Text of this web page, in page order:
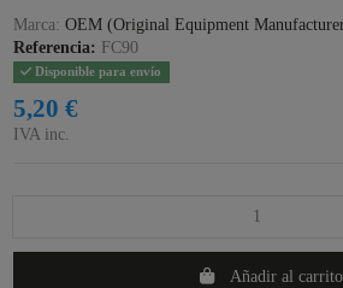
Marca: OEM (Original Equipment
Referencia: FC90
Disponible para envío
5,20 €
IVA inc.
Añadir al carrito